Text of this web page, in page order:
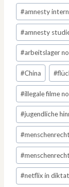
Schlagworte:
#amnesty
#amnesty
#arbeitslager
#China #
#illegale filme
#jugendliche
#
#
#netflix in